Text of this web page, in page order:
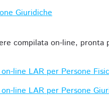
Giuridiche
compilata on-line,
line LAR per Persone
line LAR per Persone